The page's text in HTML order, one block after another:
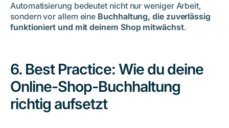
Automatisierung bedeutet nicht nur weniger Arbeit,
sondern vor allem eine Buchhaltung, die zuverlässig
funktioniert und mit deinem Shop mitwächst.
6. Best Practice: Wie du deine
Online-Shop-Buchhaltung
richtig aufsetzt